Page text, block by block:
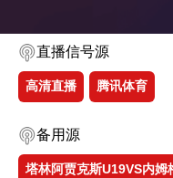
直播信号源
高清直播 腾讯体育
备用源
塔林阿贾克斯U19VS内姆